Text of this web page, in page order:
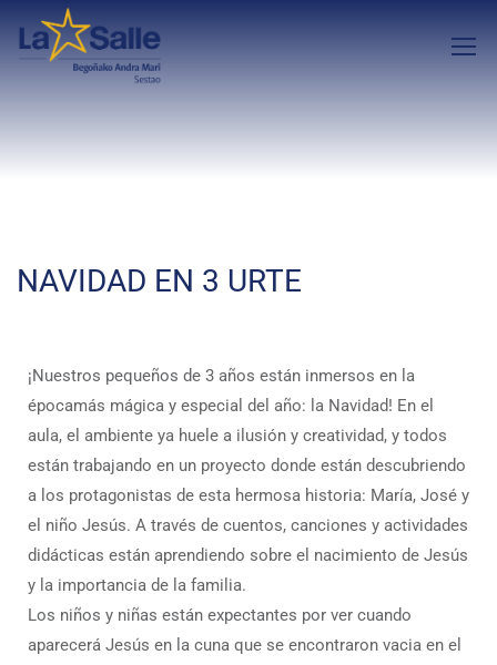
NAVIDAD EN 3 URTE
¡Nuestros pequeños de 3 años están inmersos en la
épocamás mágica y especial del año: la Navidad! En el
aula, el ambiente ya huele a ilusión y creatividad, y todos
están trabajando en un proyecto donde están descubriendo
a los protagonistas de esta hermosa historia: María, José y
el niño Jesús. A través de cuentos, canciones y actividades
didácticas están aprendiendo sobre el nacimiento de Jesús
y la importancia de la familia.
Los niños y niñas están expectantes por ver cuando
aparecerá Jesús en la cuna que se encontraron vacia en el